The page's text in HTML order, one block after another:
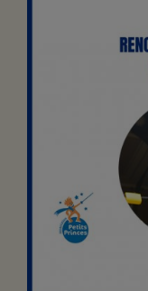
JE DEVIENS
BÉNÉVOLE